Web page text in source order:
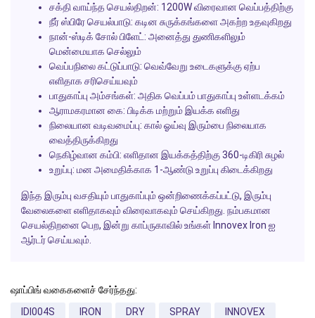
சக்தி வாய்ந்த செயல்திறன்: 1200W விரைவான வெப்பத்திற்கு
நீர் ஸ்பிரே செயல்பாடு: கடின சுருக்கங்களை அகற்ற உதவுகிறது
நான்-ஸ்டிக் சோல் பிளேட்: அனைத்து துணிகளிலும்
மென்மையாக செல்லும்
வெப்பநிலை கட்டுப்பாடு: வெவ்வேறு உடைகளுக்கு ஏற்ப
எளிதாக சரிசெய்யவும்
பாதுகாப்பு அம்சங்கள்: அதிக வெப்பம் பாதுகாப்பு உள்ளடக்கம்
ஆராமகரமான கை: பிடிக்க மற்றும் இயக்க எளிது
நிலையான வடிவமைப்பு: கால் ஓய்வு இரும்பை நிலையாக
வைத்திருக்கிறது
நெகிழ்வான கம்பி: எளிதான இயக்கத்திற்கு 360-டிகிரி சுழல்
உறுப்பு: மன அமைதிக்காக 1-ஆண்டு உறுப்பு கிடைக்கிறது
இந்த இரும்பு வசதியும் பாதுகாப்பும் ஒன்றிணைக்கப்பட்டு, இரும்பு
வேலைகளை எளிதாகவும் விரைவாகவும் செய்கிறது. நம்பகமான
செயல்திறனை பெற, இன்று காப்ருகாவில் உங்கள் Innovex Iron ஐ
ஆர்டர் செய்யவும்.
ஷாப்பிங் வகைகளைச் சேர்ந்தது:
IDI004S
IRON DRY SPRAY INNOVEX